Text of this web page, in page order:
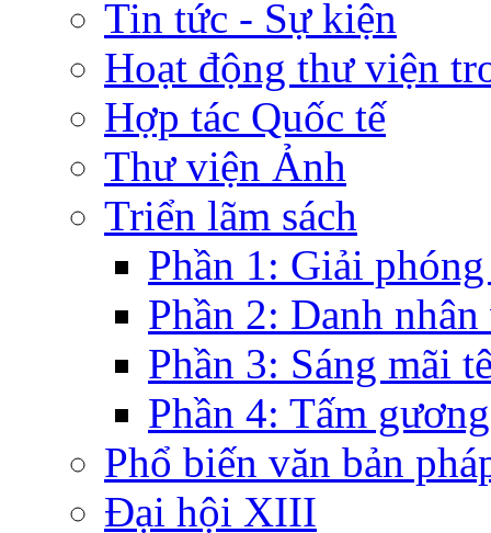
Tin tức - Sự kiện
Hoạt động thư viện
Hợp tác Quốc tế
Thư viện Ảnh
Triển lãm sách
Phần 1: Giải
Phần 2: Danh nhân
Phần 3: Sáng mãi
Phần 4: Tấm
Phổ biến văn bản
Đại hội XIII